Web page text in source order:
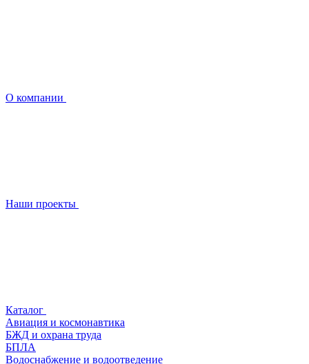
О компании
Наши проекты
Каталог
Авиация и космонавтика
БЖД и охрана труда
БПЛА
Водоснабжение и водоотведение